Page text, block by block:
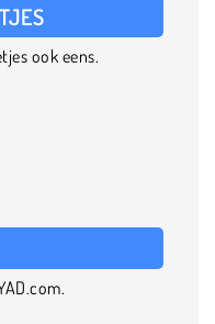
ook eens.